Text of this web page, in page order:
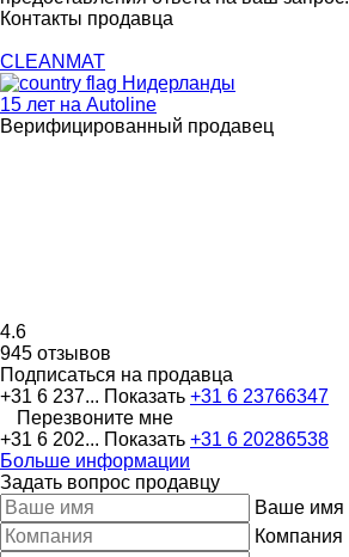
Контакты продавца
CLEANMAT
Нидерланды
15 лет на Autoline
Верифицированный продавец
4.6
945 отзывов
Подписаться на продавца
+31 6 237... Показать +31 6 23766347
Перезвоните мне
+31 6 202... Показать +31 6 20286538
Больше информации
Задать вопрос продавцу
Ваше имя
Компания